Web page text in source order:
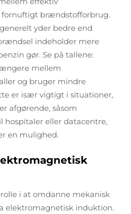
brændstofforbrug.
yder bedre end
indeholder mere
gør. Se på tallene:
mellem
og bruger mindre
er især vigtigt i situationer,
afgørende, såsom
hospitaler eller datacentre,
en mulighed.
i at omdanne mekanisk
elektromagnetisk induktion.